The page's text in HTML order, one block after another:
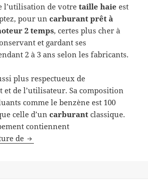
l’utilisation de votretaille haie est
pour uncarburant prêt à
2 temps, certes plus cher à
et gardant ses
2 à 3 ans selon les fabricants.
plus respectueux de
et de l’utilisateur. Sa composition
comme le benzène est 100
celle d’uncarburantclassique.
contiennent
de Taille haie et carburant prêt à l’